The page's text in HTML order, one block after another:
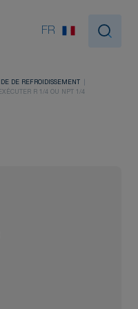
FR
DE REFROIDISSEMENT
R 1/4 OU NPT 1/4